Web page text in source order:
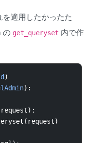
適用したかったた
の get_queryset 内で作
)
):
request):
( request)